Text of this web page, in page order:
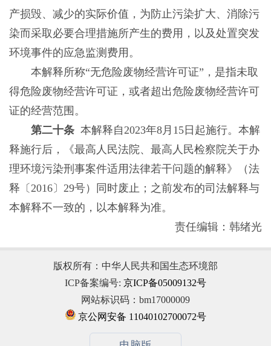
产损毁、减少的实际价值，为防止污染扩大、消除污
染而采取必要合理措施所产生的费用，以及处置突发
环境事件的应急监测费用。
本解释所称“无危险废物经营许可证”，是指未取
得危险废物经营许可证，或者超出危险废物经营许可
证的经营范围。
第二十条本解释自2023年8月15日起施行。本解
释施行后，《最高人民法院、最高人民检察院关于办
理环境污染刑事案件适用法律若干问题的解释》（法
释〔2016〕29号）同时废止；之前发布的司法解释与
本解释不一致的，以本解释为准。
责任编辑：韩绪光
版权所有：中华人民共和国生态环境部
ICP备案编号: 京ICP备05009132号
网站标识码：bm17000009
京公网安备 11040102700072号